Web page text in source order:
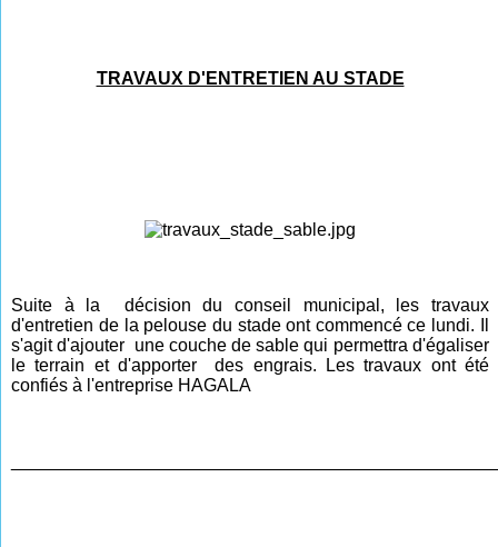
TRAVAUX D'ENTRETIEN AU STADE
Suite à la décision du conseil municipal, les travaux
d'entretien de la pelouse du stade ont commencé ce lundi. Il
s'agit d'ajouter une couche de sable qui permettra d'égaliser
le terrain et d'apporter des engrais. Les travaux ont été
confiés à l'entreprise HAGALA